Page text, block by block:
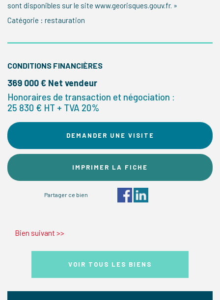
sont disponibles sur le site www.georisques.gouv.fr. »
Catégorie : restauration
CONDITIONS FINANCIÈRES
369 000 € Net vendeur
Honoraires de transaction et négociation :
25 830 € HT + TVA 20%
DEMANDER UNE VISITE
IMPRIMER LA FICHE
Partager ce bien
Bien suivant >>
VOIR TOUS LES BIENS